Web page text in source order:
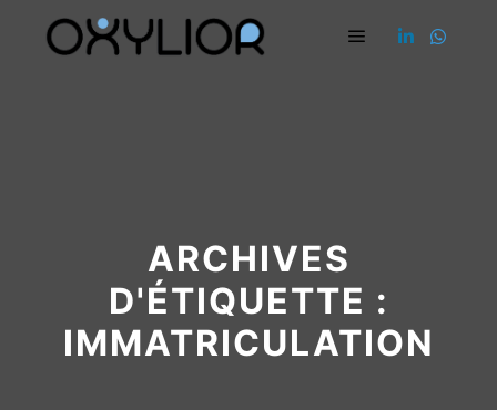
ARCHIVES
D'ÉTIQUETTE :
IMMATRICULATION